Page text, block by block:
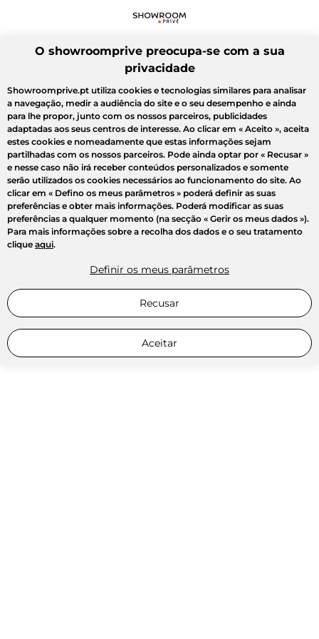
O showroomprive preocupa-se com a sua
privacidade
Showroomprive.pt utiliza cookies e tecnologias similares para analisar
a navegação, medir a audiência do site e o seu desempenho e ainda
para lhe propor, junto com os nossos parceiros, publicidades
adaptadas aos seus centros de interesse. Ao clicar em « Aceito », aceita
estes cookies e nomeadamente que estas informações sejam
partilhadas com os nossos parceiros. Pode ainda optar por « Recusar »
e nesse caso não irá receber conteúdos personalizados e somente
serão utilizados os cookies necessários ao funcionamento do site. Ao
clicar em « Defino os meus parâmetros » poderá definir as suas
preferências e obter mais informações. Poderá modificar as suas
preferências a qualquer momento (na secção « Gerir os meus dados »).
Para mais informações sobre a recolha dos dados e o seu tratamento
clique aqui.
Definir os meus parâmetros
Recusar
Aceitar